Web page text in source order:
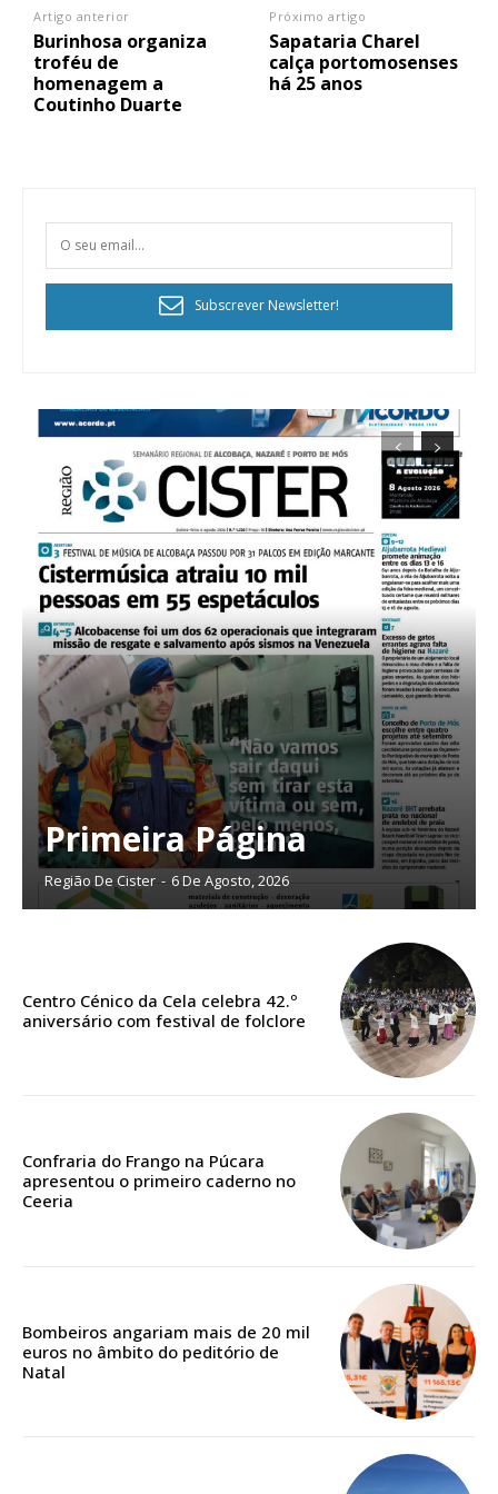
Planos de Assinatura
Faça-se assinante do Região de Cister e ajude-nos a manter este serviço
público!
Sendo assinante terá acesso a todos os conteúdos exclusivos e versões
12 meses
Artigo anterior
Burinhosa organiza
troféu de
homenagem a
Coutinho Duarte
Próximo artigo
Sapataria Charel
calça portomosenses
há 25 anos
Subscrever Newsletter!
Primeira Página
Região De Cister - 6 De Agosto, 2026
Centro Cénico da Cela celebra 42.º
aniversário com festival de folclore
Confraria do Frango na Púcara
apresentou o primeiro caderno no
Ceeria
Bombeiros angariam mais de 20 mil
euros no âmbito do peditório de
Natal